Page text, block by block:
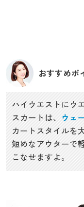
おすすめポ
ハイウエストにウ
スカートは、 ウェ
カートスタイルを
短めなアウターで
こなせますよ。